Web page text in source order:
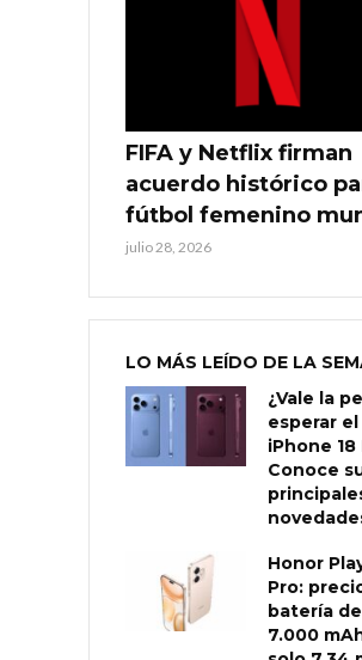
FIFA y Netflix firman
acuerdo histórico
fútbol femenino
julio 28, 2026
LO MÁS LEÍDO DE LA
¿Vale la
esperar el
iPhone 18
Conoce
Honor
Pro:
batería de
7.000